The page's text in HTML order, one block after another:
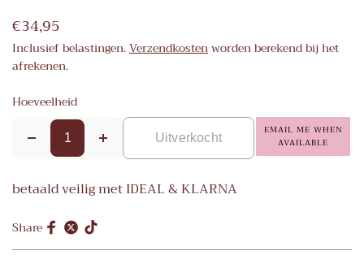
€34,95
Inclusief belastingen.Verzendkostenworden berekend bij het
afrekenen.
Hoeveelheid
Uitverkocht
EMAIL ME WHEN
AVAILABLE
betaald veilig met IDEAL & KLARNA
Share